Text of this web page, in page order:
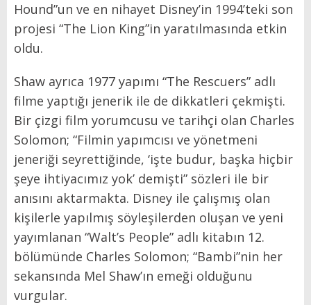
Hound”un ve en nihayet Disney’in 1994’teki son
projesi “The Lion King”in yaratılmasında etkin
oldu.
Shaw ayrıca 1977 yapımı “The Rescuers” adlı
filme yaptığı jenerik ile de dikkatleri çekmişti.
Bir çizgi film yorumcusu ve tarihçi olan Charles
Solomon; “Filmin yapımcısı ve yönetmeni
jeneriği seyrettiğinde, ‘işte budur, başka hiçbir
şeye ihtiyacımız yok’ demişti” sözleri ile bir
anısını aktarmakta. Disney ile çalışmış olan
kişilerle yapılmış söyleşilerden oluşan ve yeni
yayımlanan “Walt’s People” adlı kitabın 12.
bölümünde Charles Solomon; “Bambi”nin her
sekansında Mel Shaw’ın emeği olduğunu
vurgular.